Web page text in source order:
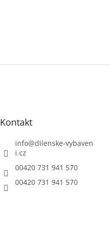
Kontakt
info@dilenske-vybaven
i.cz
00420 731 941 570
00420 731 941 570